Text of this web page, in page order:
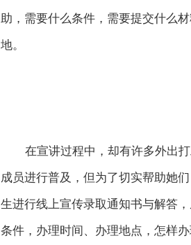
助，需要什么条件，需要提交什么
地。
在宣讲过程中，却有许多外出
成员进行普及，但为了切实帮助她
生进行线上宣传录取通知书与解答
条件，办理时间、办理地点，怎样